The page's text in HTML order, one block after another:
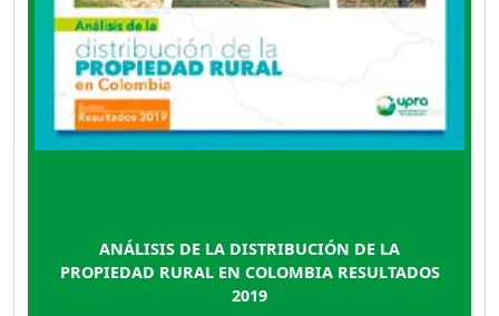
ANÁLISIS DE LA DISTRIBUCIÓN DE LA
PROPIEDAD RURAL EN COLOMBIA RESULTADOS
2019